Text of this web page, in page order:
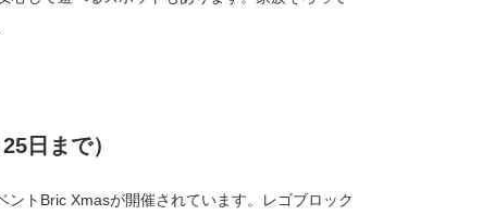
日まで）
トBric Xmasが開催されています。レゴブロック